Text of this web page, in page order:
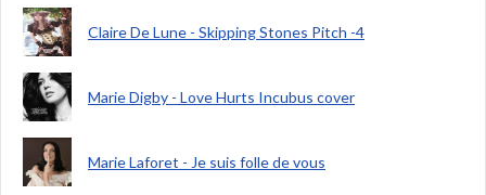
Claire De Lune - Skipping Stones Pitch -4
Marie Digby - Love Hurts Incubus cover
Marie Laforet - Je suis folle de vous